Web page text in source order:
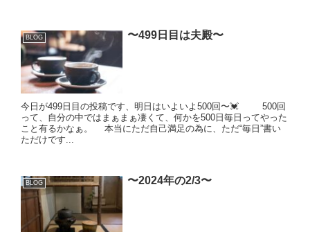
BLOG 〜499日目は夫殿〜
今日が499日目の投稿です、明日はいよいよ500回〜💓 500回
って、自分の中ではまぁまぁ凄くて、何かを500日毎日ってやった
こと有るかなぁ。 本当にただ自己満足の為に、ただ“毎日”書い
ただけです...
BLOG 〜2024年の2/3〜